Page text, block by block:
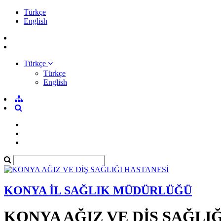
Türkçe
English
Türkçe
Türkçe
English
KONYA İL SAĞLIK MÜDÜRLÜĞÜ
KONYA AĞIZ VE DİŞ